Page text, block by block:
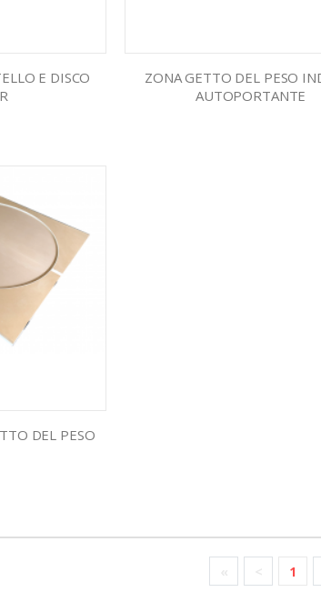
E DISCO
ZONA GETTO DEL PESO
AUTOPORTANTE
DEL PESO
1